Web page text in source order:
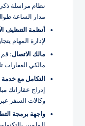
نظام مراسلة
مدار الساعة
أنظمة التنظيف
لإدارة المهام
مالك الاتصال: قم
مالكي العقارات
التكامل مع
إدراج عقاراتك
وكالات السفر عبر
واجهة برمجة
الملمين